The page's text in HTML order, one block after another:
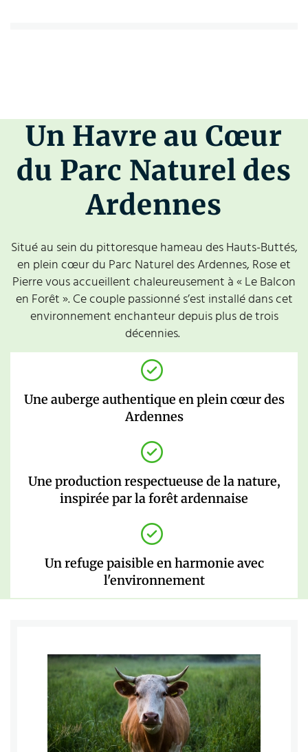
Un Havre au Cœur
du Parc Naturel des
Ardennes
Situé au sein du pittoresque hameau des Hauts-Buttés,
en plein cœur du Parc Naturel des Ardennes, Rose et
Pierre vous accueillent chaleureusement à « Le Balcon
en Forêt ». Ce couple passionné s’est installé dans cet
environnement enchanteur depuis plus de trois
décennies.
Une auberge authentique en plein cœur des
Ardennes
Une production respectueuse de la nature,
inspirée par la forêt ardennaise
Un refuge paisible en harmonie avec
l'environnement